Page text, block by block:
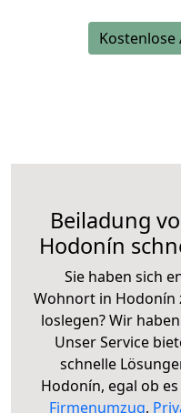
Beiladung
Hodonín
Sie haben sich
Wohnort in Hodonín
loslegen? Wir
Unser Service
schnelle
Hodonín, egal ob
Firmenumzug,